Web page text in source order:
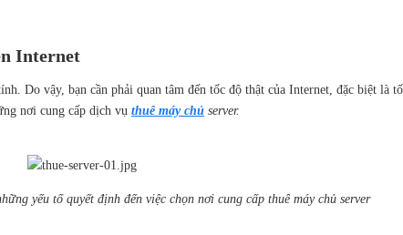
Internet
Do vậy, bạn cần phải quan tâm đến tốc độ thật của Internet, đặc biệt là
nơi cung cấp dịch vụ thuê máy chủ server.
yếu tố quyết định đến việc chọn nơi cung cấp thuê máy chủ server